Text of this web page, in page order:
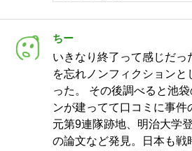
ちー
いきなり終了って感じだっ
を忘れノンフィクション
った。 その後調べると池
ンが建ってて口コミに事件
元第9連隊跡地、明治大学
の論文など発見。日本も戦